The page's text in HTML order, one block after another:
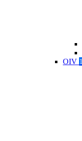
OIV 1